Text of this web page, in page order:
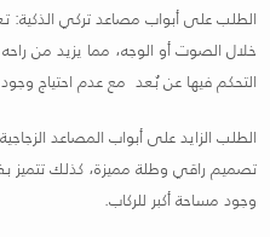
الطلب على أبواب مصاعد تركي الذكية:
خلال الصوت أو الوجه، مما يزيد من راحه
التحكم فيها عن بُعد مع عدم احتياج
الطلب الزايد على أبواب المصاعد
تصميم راقي وطلة مميزة، كذلك تتميز
وجود مساحة أكبر للركاب.